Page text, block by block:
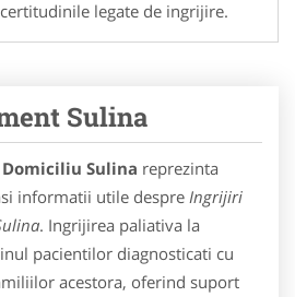
legate de ingrijire.
Sulina
Sulina reprezinta
informatii utile despre Ingrijiri
. Ingrijirea paliativa la
pacientilor diagnosticati cu
acestora, oferind suport